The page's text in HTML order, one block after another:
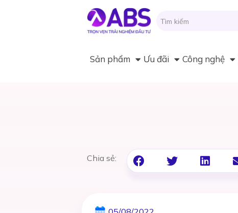
Sản phẩm Ưu đãi Công nghệ
Chia sẻ: